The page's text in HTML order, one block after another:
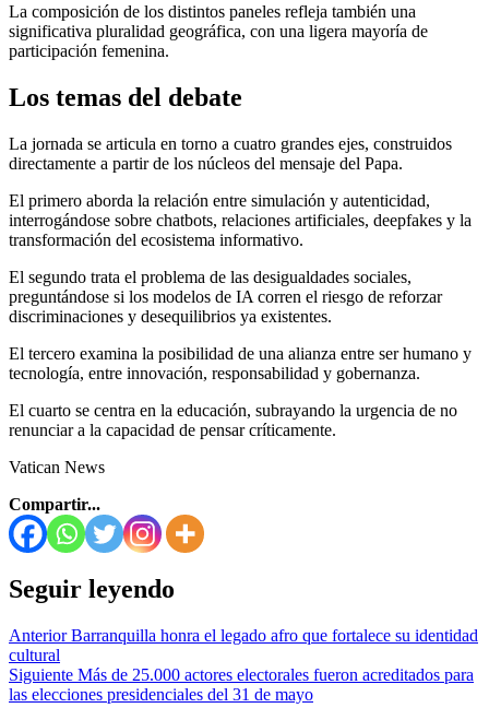
La composición de los distintos paneles refleja también una
significativa pluralidad geográfica, con una ligera mayoría de
participación femenina.
Los temas del debate
La jornada se articula en torno a cuatro grandes ejes, construidos
directamente a partir de los núcleos del mensaje del Papa.
El primero aborda la relación entre simulación y autenticidad,
interrogándose sobre chatbots, relaciones artificiales, deepfakes y la
transformación del ecosistema informativo.
El segundo trata el problema de las desigualdades sociales,
preguntándose si los modelos de IA corren el riesgo de reforzar
discriminaciones y desequilibrios ya existentes.
El tercero examina la posibilidad de una alianza entre ser humano y
tecnología, entre innovación, responsabilidad y gobernanza.
El cuarto se centra en la educación, subrayando la urgencia de no
renunciar a la capacidad de pensar críticamente.
Vatican News
Compartir...
Seguir leyendo
AnteriorBarranquilla honra el legado afro que fortalece su identidad
cultural
Siguiente Más de 25.000 actores electorales fueron acreditados para
las elecciones presidenciales del 31 de mayo